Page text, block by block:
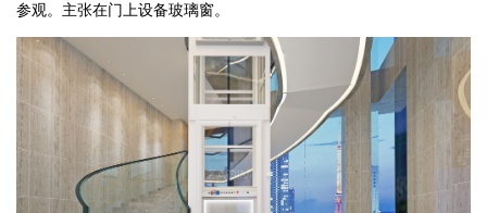
参观。主张在门上设备玻璃窗。